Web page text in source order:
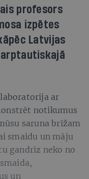
profesors
izpētes
Latvijas
ar
notikumus
saruna brīžam
smaidu un māju
gandrīz neko no
un